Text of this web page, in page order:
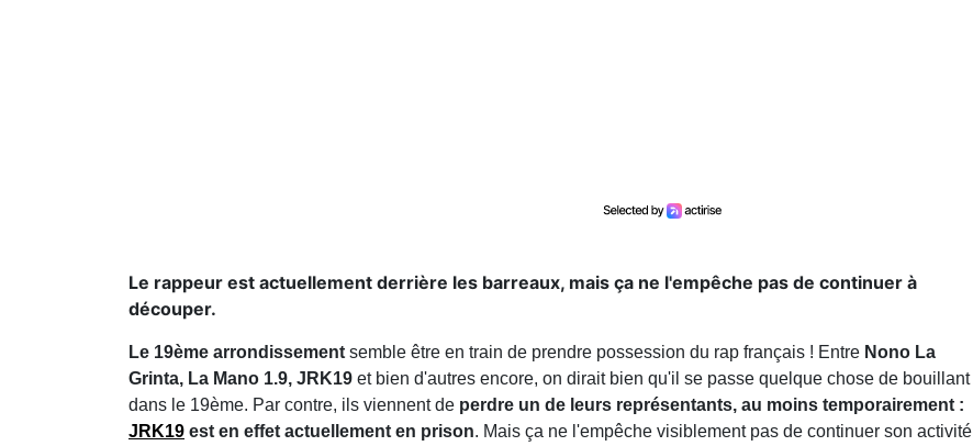
Le rappeur est actuellement derrière les barreaux, mais ça ne l'empêche pas de continuer à
découper.
Le 19ème arrondissement semble être en train de prendre possession du rap français ! Entre Nono La
Grinta, La Mano 1.9, JRK19 et bien d'autres encore, on dirait bien qu'il se passe quelque chose de bouillant
dans le 19ème. Par contre, ils viennent de perdre un de leurs représentants, au moins temporairement :
JRK19 est en effet actuellement en prison. Mais ça ne l'empêche visiblement pas de continuer son activité